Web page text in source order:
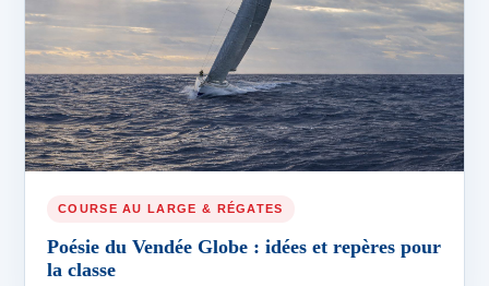
COURSE AU LARGE & RÉGATES
Poésie du Vendée Globe : idées et repères pour
la classe